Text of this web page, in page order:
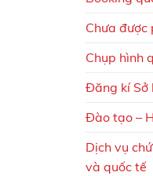
Chưa được
Chụp hình
Đăng kí Sở
Đào tạo –
Dịch vụ
và quốc tế